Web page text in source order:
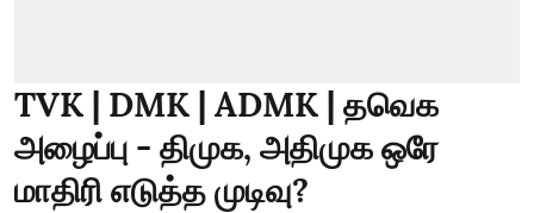
TVK | DMK | ADMK | தவெக
அழைப்பு - திமுக, அதிமுக ஒரே
மாதிரி எடுத்த முடிவு?